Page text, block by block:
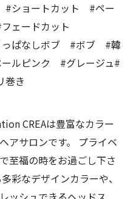
ショートカット #ペー
ェードカット
っぱなしボブ #ボブ #韓
ルピンク #グレージュ#
巻き
CREAは豊富なカラー
アサロンです。 プライベ
至福の時をお過ごし下さ
彩なデザインカラーや、